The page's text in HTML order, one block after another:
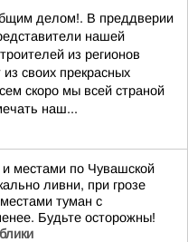
делом!. В преддверии
нашей
из регионов
своих прекрасных
скоро мы всей страной
наш...
и местами по Чувашской
ливни, при грозе
туман с
Будьте осторожны!